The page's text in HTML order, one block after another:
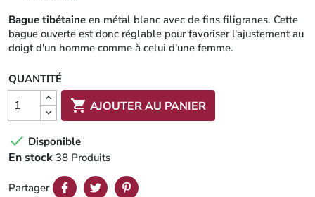
Bague tibétaine en métal blanc avec de fins filigranes. Cette
bague ouverte est donc réglable pour favoriser l'ajustement au
doigt d'un homme comme à celui d'une femme.
QUANTITÉ
 AJOUTER AU PANIER
 Disponible
En stock 38 Produits
Partager